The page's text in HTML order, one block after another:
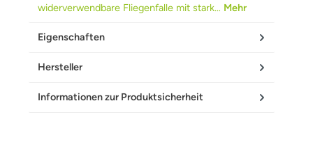
widerverwendbare Fliegenfalle mit stark… Mehr
Eigenschaften
Hersteller
Informationen zur Produktsicherheit